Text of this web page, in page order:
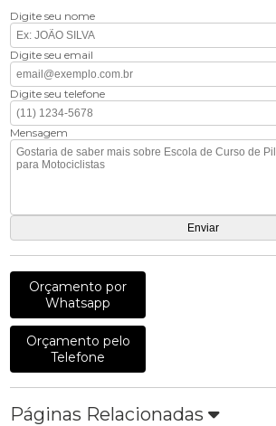
Digite seu nome
Digite seu email
Digite seu telefone
Mensagem
Orçamento por
Whatsapp
Orçamento pelo
Telefone
Páginas Relacionadas